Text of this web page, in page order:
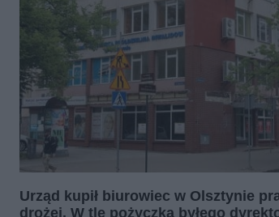
Urząd kupił biurowiec w Olsztynie
drożej. W tle pożyczka byłego